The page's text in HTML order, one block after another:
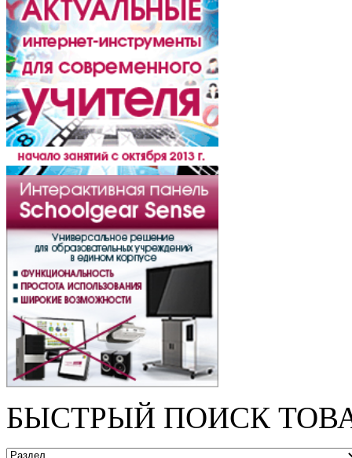
БЫСТРЫЙ ПОИСК